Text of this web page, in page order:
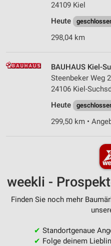
24109 Kiel
Heute
298,04 km
BAUHAUS Kiel-
Steenbeker Weg
24106 Kiel-
Heute
299,50 km •
weekli -
Finden Sie noch mehr
✔ Standortgenaue
✔ Folge deinem